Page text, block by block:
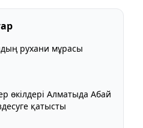
рухани мұрасы
өкілдері Алматыда Абай
қатысты